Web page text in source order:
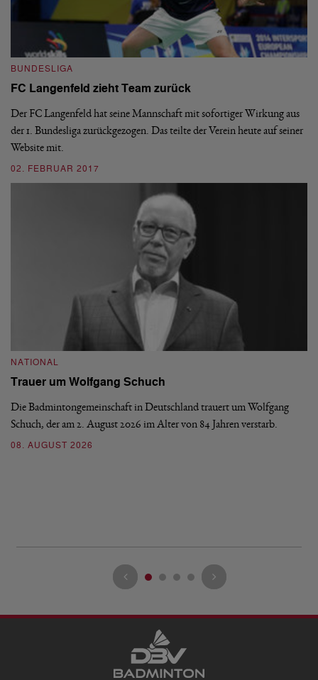
BUNDESLIGA
FC Langenfeld zieht Team zurück
Der FC Langenfeld hat seine Mannschaft mit sofortiger Wirkung aus
der 1. Bundesliga zurückgezogen. Das teilte der Verein heute auf seiner
Website mit.
02. FEBRUAR 2017
NATIONAL
Trauer um Wolfgang Schuch
Die Badmintongemeinschaft in Deutschland trauert um Wolfgang
Schuch, der am 2. August 2026 im Alter von 84 Jahren verstarb.
08. AUGUST 2026